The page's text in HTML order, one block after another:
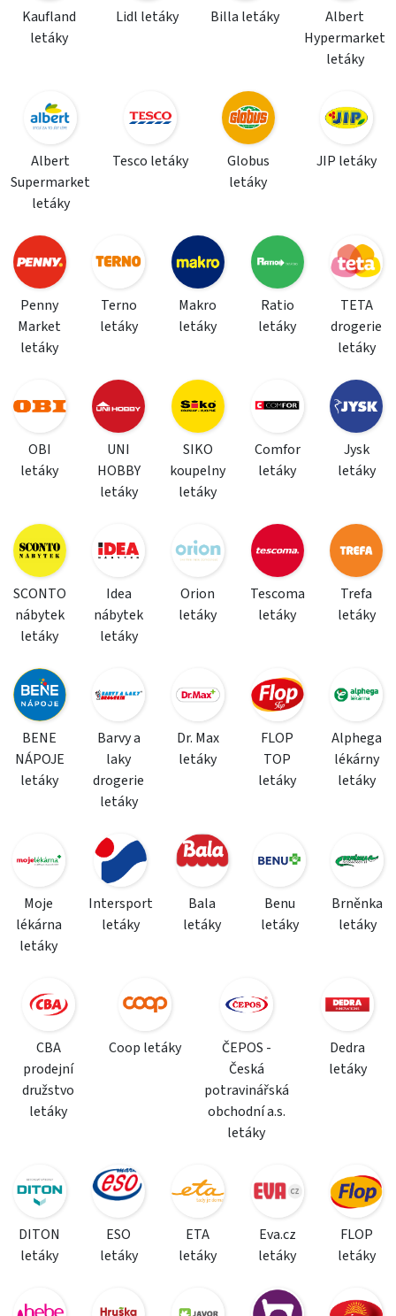
Kaufland
letáky
Lidl letáky Billa letáky
Albert
Hypermarket
letáky
Albert
Supermarket
letáky
Tesco letáky
Globus
letáky
JIP letáky
Penny
Market
letáky
Terno
letáky
Makro
letáky
Ratio
letáky
TETA
drogerie
letáky
OBI
letáky
UNI
HOBBY
letáky
SIKO
koupelny
letáky
Comfor
letáky
Jysk
letáky
SCONTO
nábytek
letáky
Idea
nábytek
letáky
Orion
letáky
Tescoma
letáky
Trefa
letáky
BENE
NÁPOJE
letáky
Barvy a
laky
drogerie
letáky
Dr. Max
letáky
FLOP
TOP
letáky
Alphega
lékárny
letáky
Moje
lékárna
letáky
Intersport
letáky
Bala
letáky
Benu
letáky
Brněnka
letáky
CBA
prodejní
družstvo
letáky
Coop letáky
ČEPOS -
Česká
potravinářská
obchodní a.s.
letáky
Dedra
letáky
DITON
letáky
ESO
letáky
ETA
letáky
Eva.cz
letáky
FLOP
letáky